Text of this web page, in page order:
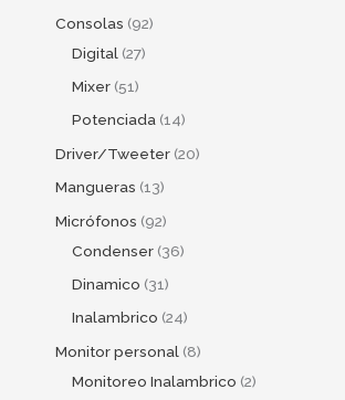
Consolas 92
Digital 27
Mixer 51
Potenciada 14
Driver/Tweeter 20
Mangueras 13
Micrófonos 92
Condenser 36
Dinamico 31
Inalambrico 24
Monitor personal 8
Monitoreo Inalambrico 2